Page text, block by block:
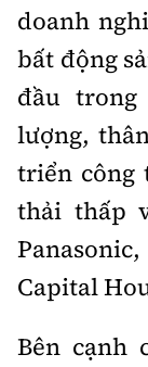
doanh
bất động
đầu
lượng,
triển công
thải thấp
Capital
Bên cạnh